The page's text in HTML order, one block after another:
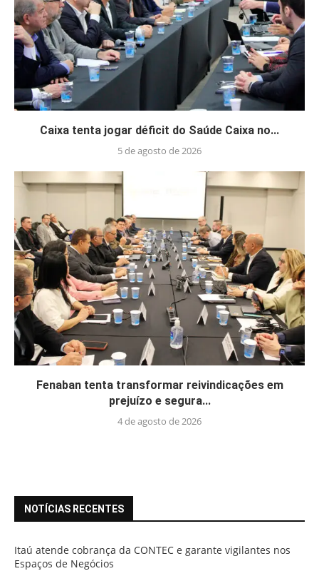
Caixa tenta jogar déficit do Saúde Caixa no...
5 de agosto de 2026
Fenaban tenta transformar reivindicações em
prejuízo e segura...
4 de agosto de 2026
NOTÍCIAS RECENTES
Itaú atende cobrança da CONTEC e garante vigilantes nos
Espaços de Negócios